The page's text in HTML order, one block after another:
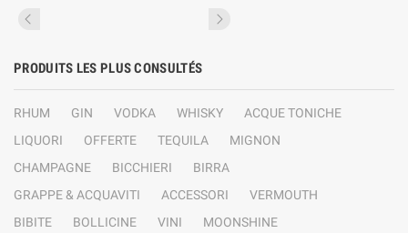
PRODUITS LES PLUS CONSULTÉS
RHUM GIN VODKA WHISKY
ACQUE TONICHE
LIQUORI
OFFERTE TEQUILA
MIGNON
CHAMPAGNE
BICCHIERI
BIRRA
GRAPPE & ACQUAVITI
ACCESSORI
VERMOUTH
BIBITE
BOLLICINE VINI MOONSHINE